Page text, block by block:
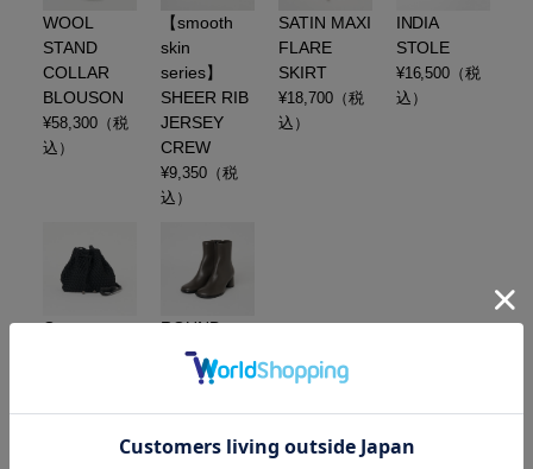
WOOL
STAND
COLLAR
BLOUSON
¥58,300（税
込）
【smooth
skin
series】
SHEER RIB
JERSEY
CREW
¥9,350（税
込）
SATIN MAXI
FLARE
SKIRT
¥18,700（税
込）
INDIA
STOLE
¥16,500 （税
込）
Gramercy
ROUND
TOE
SHORT
込）